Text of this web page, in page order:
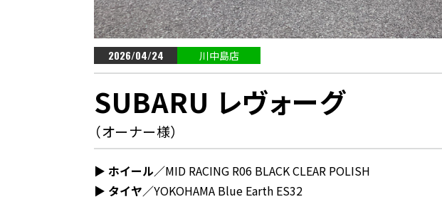
2026/04/24 川中島店
SUBARU レヴォーグ
（オーナー様）
▶︎ ホイール／MID RACING R06 BLACK CLEAR POLISH
▶︎ タイヤ／YOKOHAMA Blue Earth ES32